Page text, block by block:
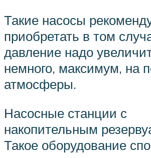
Такие насосы
приобретать в том
давление надо
немного, максимум, на
атмосферы.
Насосные станции с
накопительным
Такое оборудование